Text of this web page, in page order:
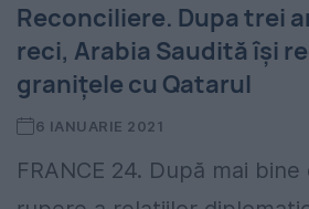
Reconciliere. Dupa trei
reci, Arabia Saudită îşi
graniţele cu Qatarul
6 IANUARIE 2021
FRANCE 24. După mai